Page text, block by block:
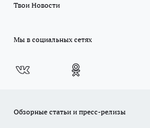
Твои Новости
Мы в социальных сетях
Обзорные статьи и пресс-релизы